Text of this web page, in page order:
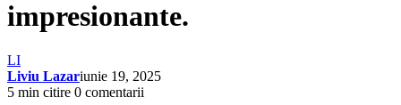
impresionante.
LI
Liviu Lazariunie 19, 2025
5 min citire 0 comentarii